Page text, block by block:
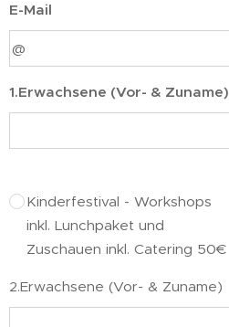
E-Mail
1.Erwachsene (Vor- & Zuname)
Kinderfestival - Workshops
inkl. Lunchpaket und
Zuschauen inkl. Catering 50€
2.Erwachsene (Vor- & Zuname)